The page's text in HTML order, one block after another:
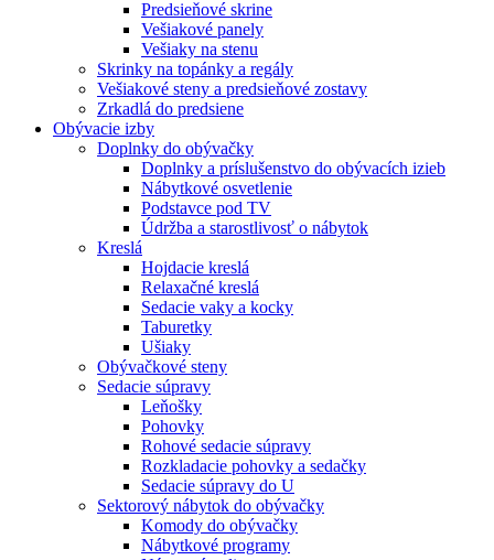
Predsieňové skrine
Vešiakové panely
Vešiaky na stenu
Skrinky na topánky a regály
Vešiakové steny a predsieňové zostavy
Zrkadlá do predsiene
Obývacie izby
Doplnky do obývačky
Doplnky a príslušenstvo do obývacích izieb
Nábytkové osvetlenie
Podstavce pod TV
Údržba a starostlivosť o nábytok
Kreslá
Hojdacie kreslá
Relaxačné kreslá
Sedacie vaky a kocky
Taburetky
Ušiaky
Obývačkové steny
Sedacie súpravy
Leňošky
Pohovky
Rohové sedacie súpravy
Rozkladacie pohovky a sedačky
Sedacie súpravy do U
Sektorový nábytok do obývačky
Komody do obývačky
Nábytkové programy